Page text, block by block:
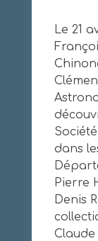
Le 21
dans
Pierre
Denis